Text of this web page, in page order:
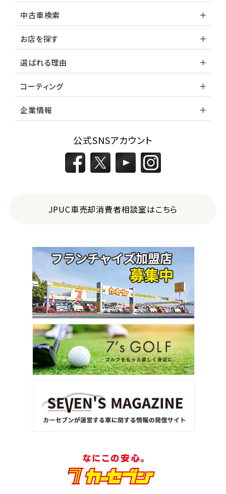
中古車検索
お店を探す
選ばれる理由
コーティング
企業情報
公式SNSアカウント
JPUC車売却消費者相談室はこちら